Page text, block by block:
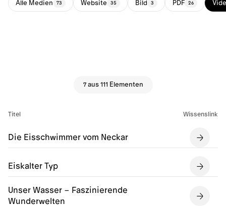
Alle Medien 73 Website 35 Bild 3 PDF 26
7 aus 111 Elementen
Titel Wissenslink
Die Eisschwimmer vom Neckar
Eiskalter Typ
Unser Wasser – Faszinierende
Wunderwelten